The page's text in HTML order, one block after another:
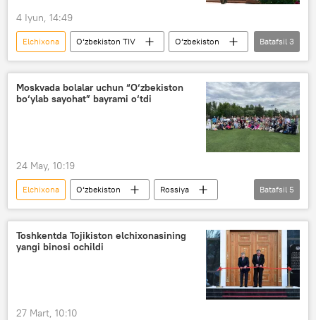
4 Iyun, 14:49
Elchixona O‘zbekiston TIV
O‘zbekiston
Hindiston
yong‘in Jamiyat
Batafsil 3
Moskvada bolalar uchun “O‘zbekiston
bo‘ylab sayohat” bayrami o‘tdi
24 May, 10:19
Elchixona O‘zbekiston
Rossiya
nogironligi bo‘lgan shaxslar
nogiron
Lazgi
palov ommaviy tadbir
Batafsil 5
Toshkentda Tojikiston elchixonasining
yangi binosi ochildi
27 Mart, 10:10